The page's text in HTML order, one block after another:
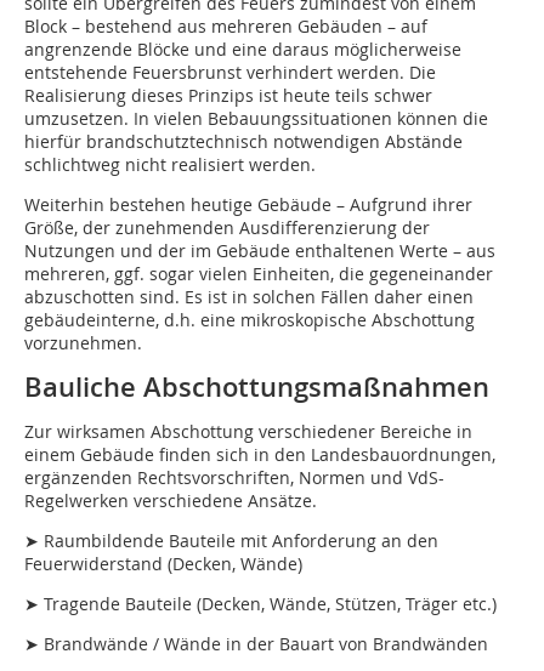
Block – bestehend aus mehreren Gebäuden – auf
angrenzende Blöcke und eine daraus möglicherweise
entstehende Feuersbrunst verhindert werden. Die
Realisierung dieses Prinzips ist heute teils schwer
umzusetzen. In vielen Bebauungssituationen können die
hierfür brandschutztechnisch notwendigen Abstände
schlichtweg nicht realisiert werden.
Weiterhin bestehen heutige Gebäude – Aufgrund ihrer
Größe, der zunehmenden Ausdifferenzierung der
Nutzungen und der im Gebäude enthaltenen Werte – aus
mehreren, ggf. sogar vielen Einheiten, die gegeneinander
abzuschotten sind. Es ist in solchen Fällen daher einen
gebäudeinterne, d.h. eine mikroskopische Abschottung
vorzunehmen.
Bauliche Abschottungsmaßnahmen
Zur wirksamen Abschottung verschiedener Bereiche in
einem Gebäude finden sich in den Landesbauordnungen,
ergänzenden Rechtsvorschriften, Normen und VdS-
Regelwerken verschiedene Ansätze.
➤ Raumbildende Bauteile mit Anforderung an den
Feuerwiderstand (Decken, Wände)
➤ Tragende Bauteile (Decken, Wände, Stützen, Träger etc.)
➤ Brandwände / Wände in der Bauart von Brandwänden